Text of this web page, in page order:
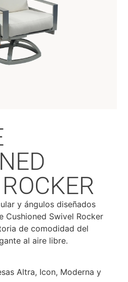
y ángulos diseñados
Cushioned Swivel Rocker
de comodidad del
al aire libre.
Altra, Icon, Moderna y